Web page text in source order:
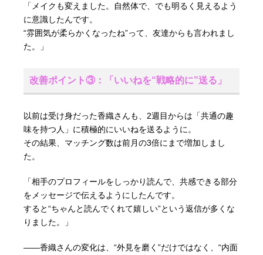
「メイクも変えました。自然体で、でも明るく見えるよう
に意識したんです。
“雰囲気が柔らかくなったね”って、友達からも言われまし
た。」
改善ポイント③：「いいねを“戦略的に”送る」
以前は受け身だった香織さんも、2週目からは「共通の趣
味を持つ人」に積極的にいいねを送るように。
その結果、マッチング数は前月の3倍にまで増加しまし
た。
「相手のプロフィールをしっかり読んで、共感できる部分
をメッセージで伝えるようにしたんです。
すると“ちゃんと読んでくれて嬉しい”という返信が多くな
りました。」
――香織さんの変化は、“外見を磨く”だけではなく、“内面